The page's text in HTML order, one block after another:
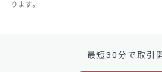
ります。
最短30分で取引開